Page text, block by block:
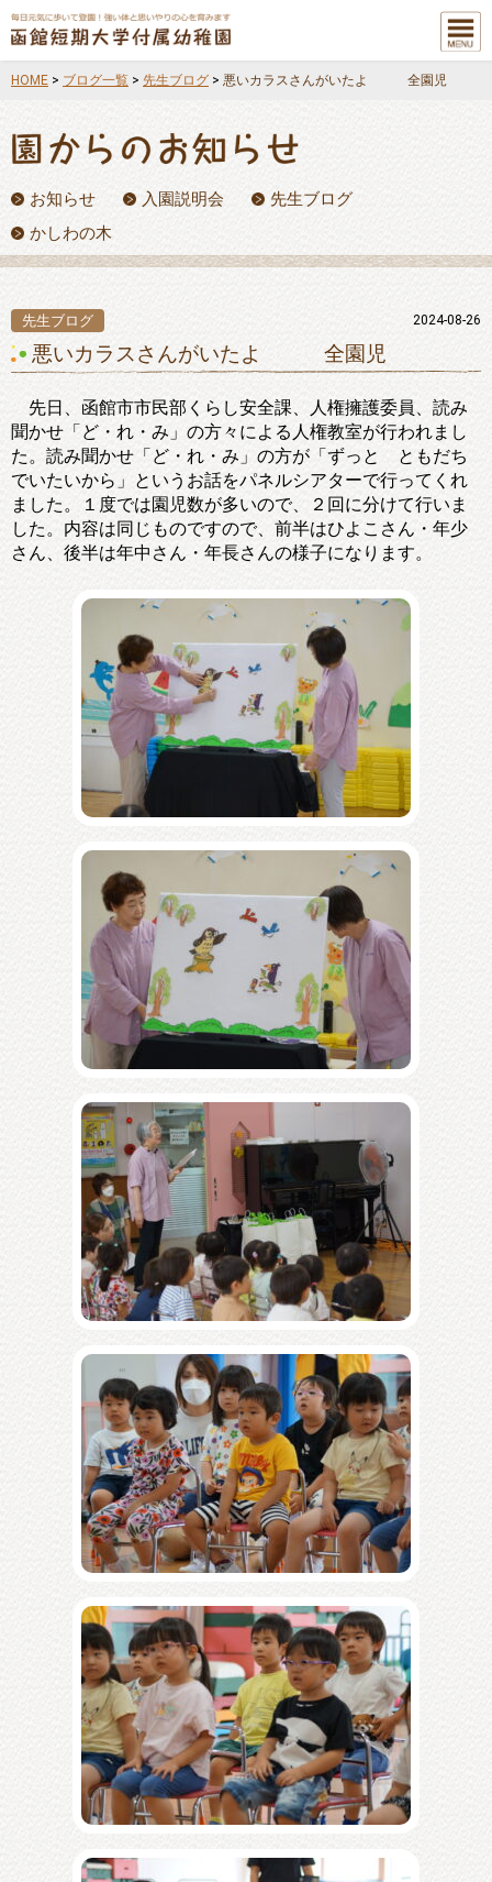
メニュ
ー
HOME > ブログ一覧 > 先生ブログ > 悪いカラスさんがいたよ 全園児
お知らせ 入園説明会
先生ブログ
かしわの木
先生ブログ 2024-08-26
悪いカラスさんがいたよ 全園児
先日、函館市市民部くらし安全課、人権擁護委員、読み
聞かせ「ど・れ・み」の方々による人権教室が行われまし
た。読み聞かせ「ど・れ・み」の方が「ずっと ともだち
でいたいから」というお話をパネルシアターで行ってくれ
ました。１度では園児数が多いので、２回に分けて行いま
した。内容は同じものですので、前半はひよこさん・年少
さん、後半は年中さん・年長さんの様子になります。